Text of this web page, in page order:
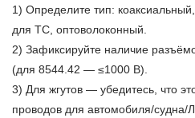
1) Определите тип:
для ТС, оптоволоконный.
2) Зафиксируйте наличие
(для 8544.42 — ≤1000 В).
3) Для жгутов — убедитесь, что
проводов для автомобиля/